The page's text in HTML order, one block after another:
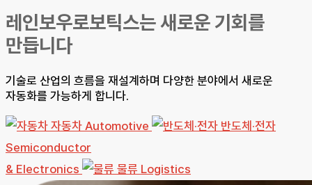
레인보우로보틱스는 새로운 기회를
만듭니다
기술로 산업의 흐름을 재설계하며 다양한 분야에서 새로운
자동화를 가능하게 합니다.
자동차 Automotive
반도체·전자
Semiconductor
& Electronics
물류 Logistics